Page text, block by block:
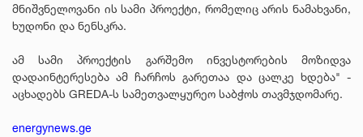
მნიშვნელოვანი ის სამი პროექტი, რომელიც არის ნამახვანი,
ხუდონი და ნენსკრა.
ამ სამი პროექტის გარშემო ინვესტორების მოზიდვა
დადაინტერესება ამ ჩარჩოს გარეთაა და ცალკე ხდება" -
აცხადებს GREDA-ს სამეთვალყურეო საბჭოს თავმჯდომარე.
energynews.ge